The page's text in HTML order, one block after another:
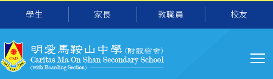
移至主內容
學生 家長 教職員 校友